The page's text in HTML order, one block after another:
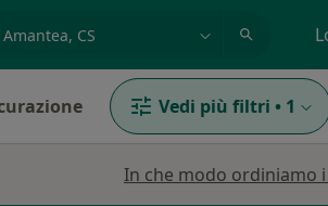
Vedi più filtri • 1
In che modo ordiniamo